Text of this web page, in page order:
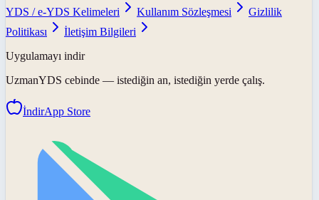
YDS / e-YDS Kelimeleri
Kullanım Sözleşmesi
Gizlilik
Politikası
İletişim Bilgileri
Uygulamayı indir
UzmanYDS cebinde — istediğin an, istediğin yerde çalış.
İndirApp Store